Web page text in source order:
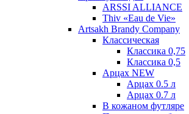
ARSSI ALLIANCE
Thiv «Eau de Vie»
Artsakh Brandy Company
Классическая
Классика 0,75
Классика 0,5
Арцах NEW
Арцах 0.5 л
Арцах 0.7 л
В кожаном футляре